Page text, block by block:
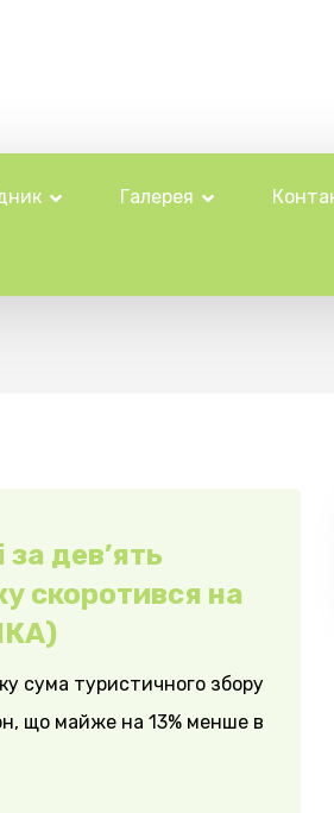
Галерея
за дев’ять
скоротився на
сума туристичного збору
що майже на 13% менше в